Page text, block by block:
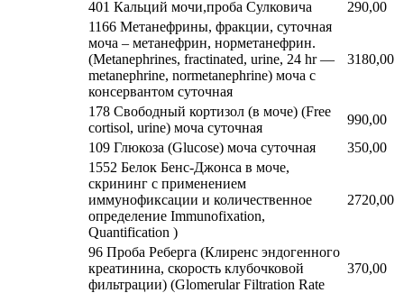
401 Кальций мочи,проба Сулковича
290,00
1166 Метанефрины, фракции, суточная
моча – метанефрин, норметанефрин.
(Metanephrines, fractinated, urine, 24 hr —
metanephrine, normetanephrine) моча с
консервантом суточная
3180,00
178 Свободный кортизол (в моче) (Free
cortisol, urine) моча суточная
990,00
109 Глюкоза (Glucose) моча суточная
350,00
1552 Белок Бенс-Джонса в моче,
скрининг с применением
иммунофиксации и количественное
определение Immunofixation,
Quantification )
2720,00
96 Проба Реберга (Клиренс эндогенного
креатинина, скорость клубочковой
фильтрации) (Glomerular Filtration Rate
370,00